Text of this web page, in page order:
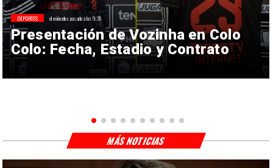
Presentación de Vozinha en Colo
Colo: Fecha, Estadio y Contrato
DEPORTES el miércoles pasado a las 9:35
MÁS NOTICIAS